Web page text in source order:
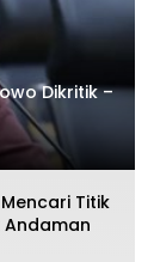
Dikritik –
Titik
Andaman